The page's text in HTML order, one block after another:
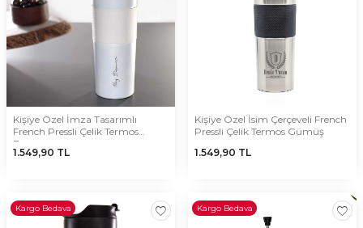
Kişiye Özel İmza Tasarımlı
French Pressli Çelik Termos
Beyaz
1.549,90 TL
Kişiye Özel İsim Çerçeveli French
Pressli Çelik Termos Gümüş
1.549,90 TL
Kargo Bedava Kargo Bedava